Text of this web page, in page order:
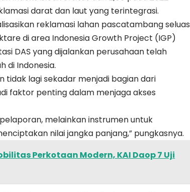
darat dan laut yang terintegrasi.
reklamasi lahan pascatambang seluas
di area Indonesia Growth Project (IGP)
DAS yang dijalankan perusahaan telah
di Indonesia.
tidak lagi sekadar menjadi bagian dari
faktor penting dalam menjaga akses
melainkan instrumen untuk
nilai jangka panjang,” pungkasnya.
Perkotaan Modern, KAI Daop 7 Uji